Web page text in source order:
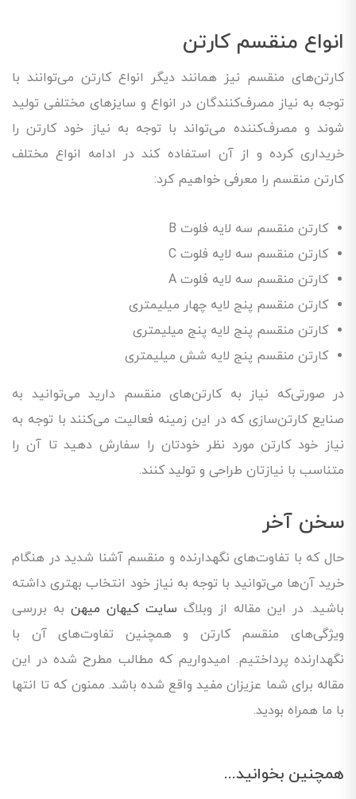
انواع منقسم کارتن
کارتن‌های منقسم نیز همانند دیگر انواع کارتن می‌توانند با
توجه به نیاز مصرف‌کنندگان در انواع و سایز‌های مختلفی تولید
شوند و مصرف‌کننده می‌تواند با توجه به نیاز خود کارتن را
خریداری کرده و از آن استفاده کند در ادامه انواع مختلف
کارتن منقسم را معرفی خواهیم کرد:
کارتن منقسم سه لایه فلوت B
کارتن منقسم سه لایه فلوت C
کارتن منقسم سه لایه فلوت A
کارتن منقسم پنج لایه چهار میلیمتری
کارتن منقسم پنج لایه پنج میلیمتری
کارتن منقسم پنج لایه شش میلیمتری
در صورتی‌که نیاز به کارتن‌های منقسم دارید می‌توانید به
صنایع کارتن‌سازی که در این زمینه فعالیت می‌کنند با توجه به
نیاز خود کارتن مورد نظر خودتان را سفارش دهید تا آن را
متناسب با نیازتان طراحی و تولید کنند.
سخن آخر
حال که با تفاوت‌های نگهدارنده و منقسم آشنا شدید در هنگام
خرید آن‌ها می‌توانید با توجه به نیاز خود انتخاب بهتری داشته
باشید. در این مقاله از وبلاگ سایت کیهان میهن به بررسی
ویژگی‌های منقسم کارتن و همچنین تفاوت‌های آن‌ با
نگهدارنده پرداختیم. امیدواریم که مطالب مطرح شده در این
مقاله برای شما عزیزان مفید واقع شده باشد. ممنون که تا انتها
با ما همراه بودید.
همچنین بخوانید...